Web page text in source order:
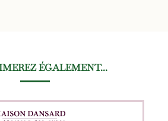
ÉGALEMENT...